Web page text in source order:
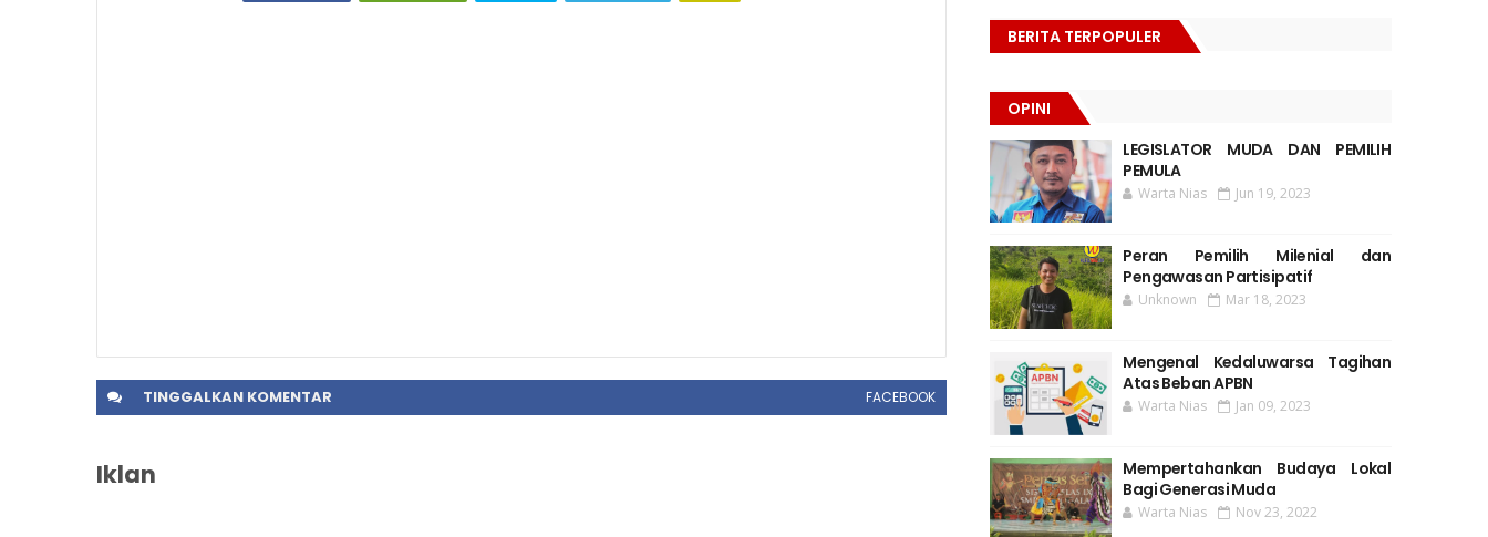
TINGGALKAN KOMENTAR FACEBOOK
Iklan
BERITA TERPOPULER
OPINI
LEGISLATOR MUDA DAN PEMILIH
PEMULA
Warta Nias Jun 19, 2023
Peran Pemilih Milenial dan
Pengawasan Partisipatif
Unknown Mar 18, 2023
Mengenal Kedaluwarsa Tagihan
Atas Beban APBN
Warta Nias Jan 09, 2023
Mempertahankan Budaya Lokal
Bagi Generasi Muda
Warta Nias Nov 23, 2022